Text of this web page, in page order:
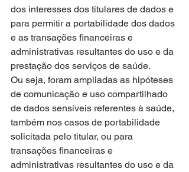
dos interesses dos titulares de dados e
para permitir a portabilidade dos dados
e as transações financeiras e
administrativas resultantes do uso e da
prestação dos serviços de saúde.
Ou seja, foram ampliadas as hipóteses
de comunicação e uso compartilhado
de dados sensíveis referentes à saúde,
também nos casos de portabilidade
solicitada pelo titular, ou para
transações financeiras e
administrativas resultantes do uso e da